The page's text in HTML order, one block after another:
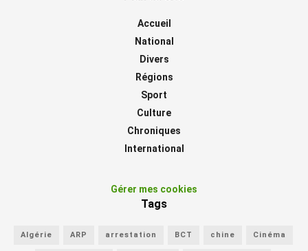
Accueil
National
Divers
Régions
Sport
Culture
Chroniques
International
Gérer mes cookies
Tags
Algérie ARP arrestation BCT chine Cinéma